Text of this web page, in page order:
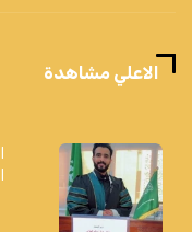
الاعلي مشاهدة